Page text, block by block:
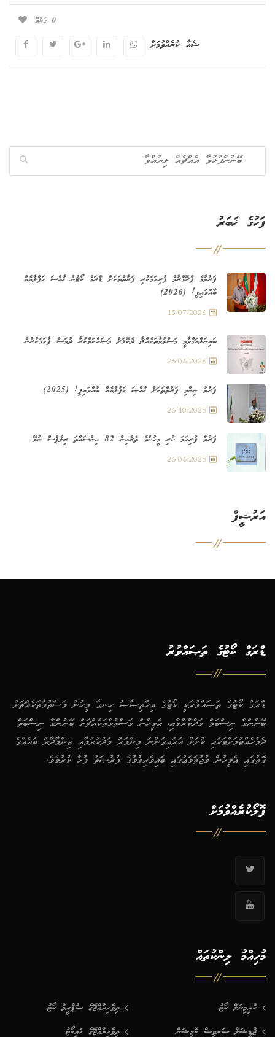
0 ގަޔާވޭ
ޝެއާ ކުރެއްވުމަށް
ފަހުގެ ޚަބަރު
ފަރުވާގެ ޕްރޮގްރާމް ފުރިހަމަކުރި ފަރާތްތަކަށް ޑްރަގް ކޯޓުން ޚާއްސަ ޙަފްލާއެއް
ބާއްވައިފި! (2026)
15/07/2026
ބައިނަލްއަޤްވާމީ މަސްތުވާތަކެއްޗާ ދެކޮޅަށް މަސައްކަތްކުރާ ދުވަސް ފާހަގަކުރުން
26/06/2026
ފަރުވާ ނިންމި ފަރާތްތަކަށް ޚާއްޞަ ޙަފުލާއެއް ބާއްވައިފި! (2025)
26/10/2025
ފަރުވާ ފުރިހަމަ ކުރި މީހުންގެ ތެރެއިން 82 އިންސައްތަ ރިލެޕްސް ނުވޭ
26/06/2025
އަރުޝީފް
ޑްރަގް ކޯޓުގެ ތަޞައްވުރު
ޑްރަގް ކޯޓުގެ ތަޞައްވުރަކީ ކޯޓުގެ އިޚްތިޞާޞު ހިނގާ މީހުން މަސްތުވާތަކެއްޗަށް
ބޭނުންވާ ނިސްބަތް މަދުކުރުމާއި، އެމީހުން މަސްތުވާތަކެއްޗަށް ބޭނުންވާ ނިސްބަތް
ދެމެހެއްޓުމަށްޓަކައި ކުށަށް އަރައިގަންނަ މިންވަރު މަދުކުރުމާއި ޒިންމާދާރު ބައެއްގެ
ގޮތުގައި އެމީހުން މުޖުތަމަޢުގައި ބައިވެރިވުމުގެ ފުރުޞަތު ފުޅާ ކުރުމެވެ.
ފޮލޯކުރެއްވުމަށް
މުހިއްމު ލިންކުތައް
ދިވެހިރާއްޖޭގެ ސުޕްރީމް ކޯޓު
ދިވެހިރާއްޖޭގެ ހައިކޯޓު
ކްރިމިނަލް ކޯޓު
ޖުޑީޝަލް ސަރވިސް ކޮމިޝަން